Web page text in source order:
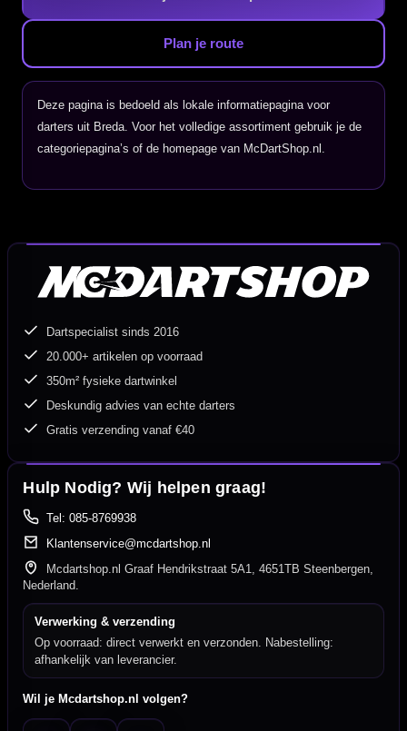
Plan je route
Deze pagina is bedoeld als lokale informatiepagina voor
darters uit Breda. Voor het volledige assortiment gebruik je de
categoriepagina’s of de homepage van McDartShop.nl.
Dartspecialist sinds 2016
20.000+ artikelen op voorraad
350m² fysieke dartwinkel
Deskundig advies van echte darters
Gratis verzending vanaf €40
Hulp Nodig? Wij helpen graag!
Tel: 085-8769938
Klantenservice@mcdartshop.nl
Mcdartshop.nl Graaf Hendrikstraat 5A1, 4651TB Steenbergen,
Nederland.
Verwerking & verzending
Op voorraad: direct verwerkt en verzonden. Nabestelling:
afhankelijk van leverancier.
Wil je Mcdartshop.nl volgen?